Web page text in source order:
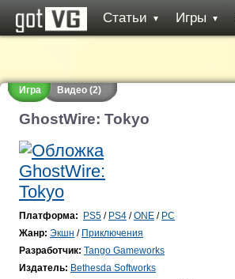
Статьи ▼ Игры ▼
Игра Видео (2)
GhostWire: Tokyo
Платформа: PS5 / PS4 /ONE / PC
Жанр: Экшн / Приключения
Разработчик: Tango Gameworks
Издатель: Bethesda Softworks